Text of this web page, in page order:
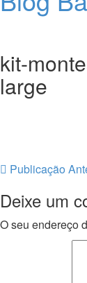
kit-
large
Publicação
Deixe um
O seu endereço